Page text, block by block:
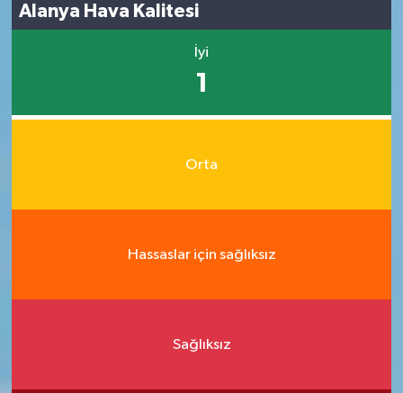
Alanya Hava Kalitesi
İyi
1
Orta
Hassaslar için sağlıksız
Sağlıksız